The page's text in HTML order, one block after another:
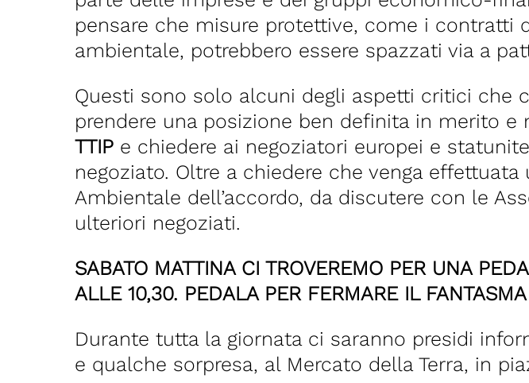
pensare che misure protettive, come i contratti
ambientale, potrebbero essere spazzati via a
Questi sono solo alcuni degli aspetti critici che
prendere una posizione ben definita in merito
TTIP e chiedere ai negoziatori europei e
negoziato. Oltre a chiedere che venga
Ambientale dell’accordo, da discutere con le
ulteriori negoziati.
SABATO MATTINA CI TROVEREMO PER UNA
ALLE 10,30. PEDALA PER FERMARE IL
Durante tutta la giornata ci saranno presidi
e qualche sorpresa, al Mercato della Terra, in